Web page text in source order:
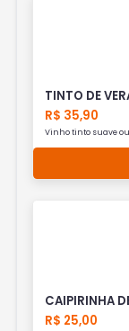
TINTO DE
R$ 35,90
Vinho tinto suave
CAIPIRINHA
R$ 25,00